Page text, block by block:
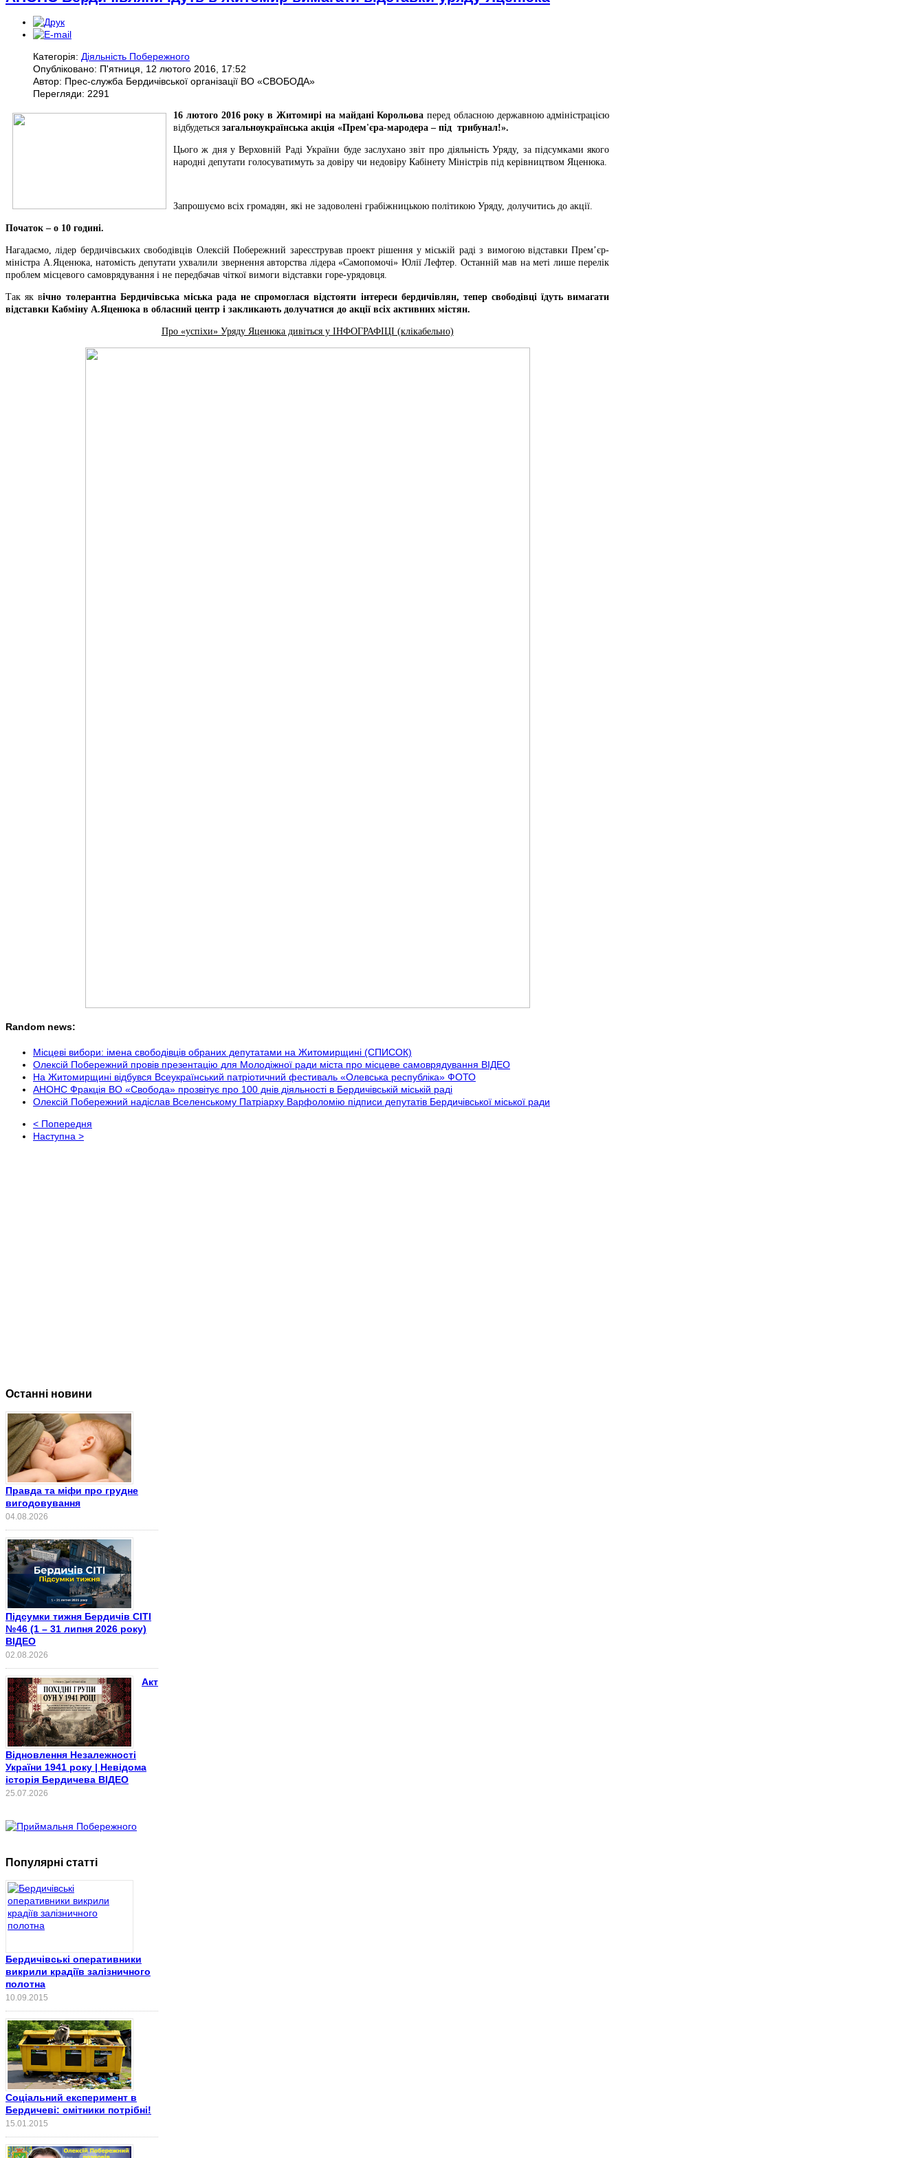
Категорія: Діяльність Побережного
Опубліковано: П'ятниця, 12 лютого 2016, 17:52
Автор: Прес-служба Бердичівської організації ВО «СВОБОДА»
Перегляди: 2291
16 лютого 2016 року в Житомирі на майдані Корольова перед обласною державною адміністрацією
відбудеться загальноукраїнська акція «Прем'єра-мародера – під трибунал!».
Цього ж дня у Верховній Раді України буде заслухано звіт про діяльність Уряду, за підсумками якого
народні депутати голосуватимуть за довіру чи недовіру Кабінету Міністрів під керівництвом Яценюка.
Запрошуємо всіх громадян, які не задоволені грабіжницькою політикою Уряду, долучитись до акції.
Початок – о 10 годині.
Нагадаємо, лідер бердичівських свободівців Олексій Побережний зареєстрував проект рішення у міській раді з вимогою відставки Прем’єр-
міністра А.Яценюка, натомість депутати ухвалили звернення авторства лідера «Самопомочі» Юлії Лефтер. Останній мав на меті лише перелік
проблем місцевого самоврядування і не передбачав чіткої вимоги відставки горе-урядовця.
Так як вічно толерантна Бердичівська міська рада не спромоглася відстояти інтереси бердичівлян, тепер свободівці їдуть вимагати
відставки Кабміну А.Яценюка в обласний центр і закликають долучатися до акції всіх активних містян.
Про «успіхи» Уряду Яценюка дивіться у ІНФОГРАФІЦІ (клікабельно)
Random news:
Місцеві вибори: імена свободівців обраних депутатами на Житомирщині (СПИСОК)
Олексій Побережний провів презентацію для Молодіжної ради міста про місцеве самоврядування ВІДЕО
На Житомирщині відбувся Всеукраїнський патріотичний фестиваль «Олевська республіка» ФОТО
АНОНС Фракція ВО «Свобода» прозвітує про 100 днів діяльності в Бердичівській міській раді
Олексій Побережний надіслав Вселенському Патріарху Варфоломію підписи депутатів Бердичівської міської ради
< Попередня
Наступна >
Останні новини
Правда та міфи про грудне
вигодовування
04.08.2026
Підсумки тижня Бердичів СІТІ
№46 (1 – 31 липня 2026 року)
ВІДЕО
02.08.2026
Акт
Відновлення Незалежності
України 1941 року | Невідома
історія Бердичева ВІДЕО
25.07.2026
Популярні статті
Бердичівські оперативники
викрили крадіїв залізничного
полотна
10.09.2015
Соціальний експеримент в
Бердичеві: смітники потрібні!
15.01.2015